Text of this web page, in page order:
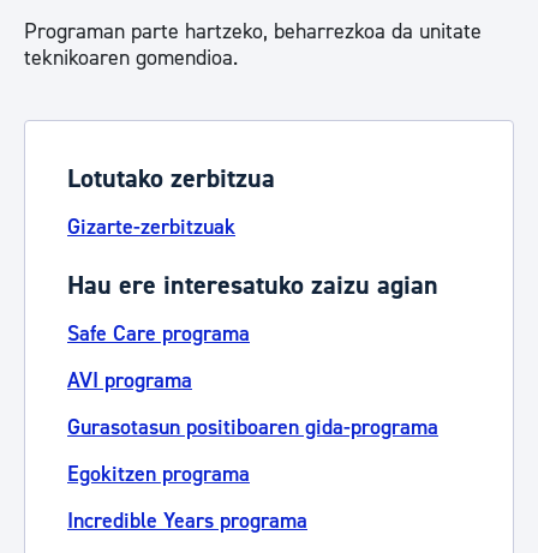
Programan parte hartzeko, beharrezkoa da unitate
teknikoaren gomendioa.
Lotutako zerbitzua
Gizarte-zerbitzuak
Hau ere interesatuko zaizu agian
Safe Care programa
AVI programa
Gurasotasun positiboaren gida-programa
Egokitzen programa
Incredible Years programa